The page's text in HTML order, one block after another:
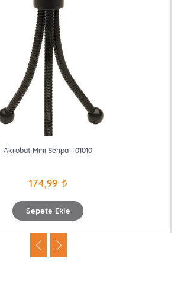
Sepete Ekle
Akrobat Mini Sehpa - 01010
174,99